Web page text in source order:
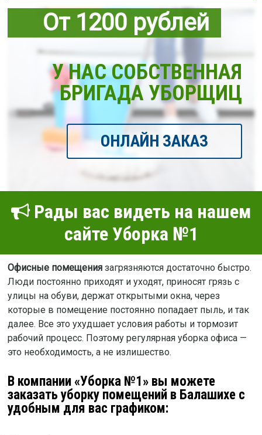
От 1200 рублей
У НАС СОБСТВЕННАЯ
БРИГАДА УБОРЩИЦ
ОНЛАЙН ЗАКАЗ
Рады вас видеть на нашем
сайте Уборка №1
Офисные помещениязагрязняются достаточно быстро.
Люди постоянно приходят и уходят, приносят грязь с
улицы на обуви, держат открытыми окна, через
которые в помещение постоянно попадает пыль, и так
далее. Все это ухудшает условия работы и тормозит
рабочий процесс. Поэтому регулярная уборка офиса —
это необходимость, а не излишество.
В компании «Уборка №1» вы можете
заказать уборку помещений в Балашихе с
удобным для вас графиком: